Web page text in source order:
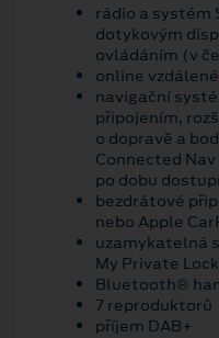
rádio a systém
dotykovým
ovládáním (v
online
navigační
připojením,
o dopravě a
Connected
po dobu
bezdrátové
nebo Apple
uzamykatelná
My Private
Bluetooth®
7 reproduktorů
příjem DAB+